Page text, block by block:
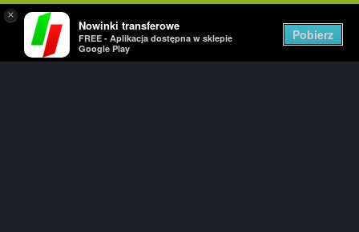
×
Nowinki transferowe
FREE - Aplikacja dostępna w sklepie
Google Play
Pobierz